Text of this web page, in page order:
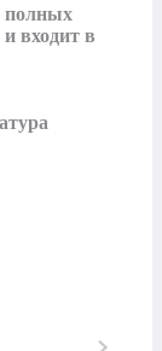
полных
входит в